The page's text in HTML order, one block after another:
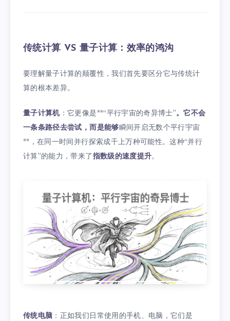
传统计算 VS 量子计算：效率的鸿沟
要理解量子计算的颠覆性，我们首先要区分它与传统计
算的根本差异。
量子计算机：它更像是**“平行宇宙的奇异博士”。它不会
一条条路径去尝试，而是能够瞬间开启无数个平行宇宙
**，在同一时间并行探索成千上万种可能性。这种“并行
计算”的能力，带来了指数级的速度提升。
传统电脑 ：正如我们日常使用的手机、电脑，它们是